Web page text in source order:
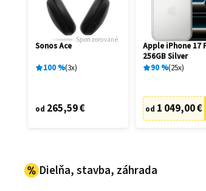
Sponzorované
Sonos Ace
100 % 3x
od 265,59 €
Apple iPhone 17
256GB Silver
90 % 25x
od 1 049,00 €
Dielňa, stavba, záhrada